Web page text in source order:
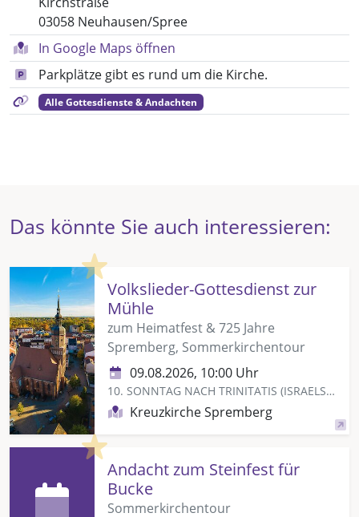
03058 Neuhausen/Spree
In Google Maps öffnen
Parkplätze gibt es rund um die Kirche.
Alle Gottesdienste & Andachten
Das könnte Sie auch interessieren:
Highlight
Volkslieder-Gottesdienst zur
Mühle
zum Heimatfest & 725 Jahre
Spremberg, Sommerkirchentour
09.08.2026, 10:00 Uhr
10. SONNTAG NACH TRINITATIS (ISRAELSONNTAG)
Kreuzkirche Spremberg
Highlight
Andacht zum Steinfest für
Bucke
Sommerkirchentour